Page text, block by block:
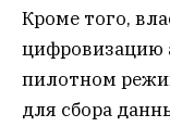
Кроме того,
цифровизацию
пилотном
для сбора